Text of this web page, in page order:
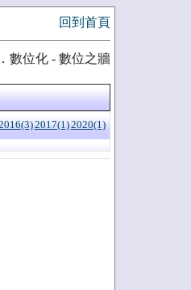
回到首頁
數位化 - 數位之牆
2017(1)2020(1)